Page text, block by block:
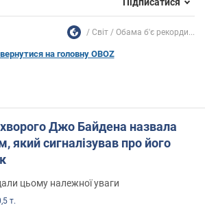
Світ Обама б'є рекорди...
на головну OBOZ
Джо Байдена назвала
який сигналізував про його
цьому належної уваги
т.